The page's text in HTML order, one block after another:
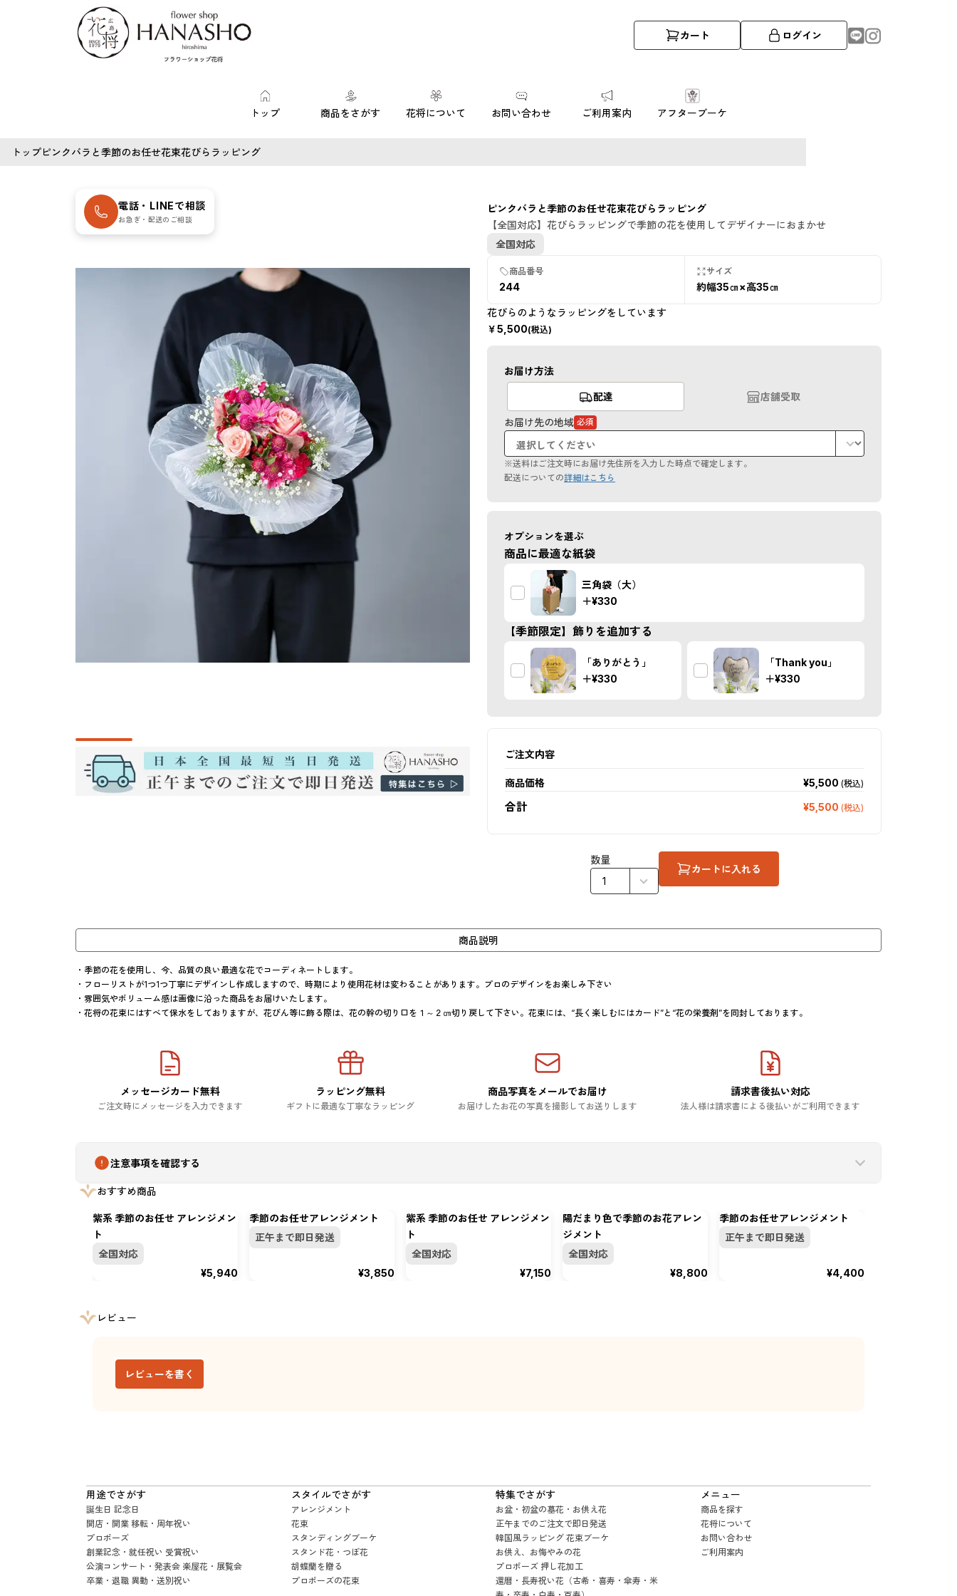
カート ログイン
トップ 商品をさがす 花将について お問い合わせ ご利用案内 アフターブーケ
トップピンクバラと季節のお任せ花束花びらラッピング
ピンクバラと季節のお任せ花束花びらラッピング
【全国対応】花びらラッピングで季節の花を使用してデザイナーにおまかせ
全国対応
商品番号
244
サイズ
約幅35㎝×高35㎝
花びらのようなラッピングをしています
￥5,500(税込)
お届け方法
配達 店舗受取
お届け先の地域 必須
（必
須
項
目）
※送料はご注文時にお届け先住所を入力した時点で確定します。
配送についての詳細はこちら
オプションを選ぶ
商品に最適な紙袋
三角袋（大）
＋¥330
【季節限定】飾りを追加する
「ありがとう」
＋¥330
「Thank you」
＋¥330
ご注文内容
商品価格 ¥5,500 (税込)
合計 ¥5,500 (税込)
数量
カートに入れる
商品説明
・季節の花を使用し、今、品質の良い最適な花でコーディネートします。
・フローリストが1つ1つ丁寧にデザインし作成しますので、時期により使用花材は変わることがあります。プロのデザインをお楽しみ下さい
・雰囲気やボリューム感は画像に沿った商品をお届けいたします。
メッセージカード無料
ご注文時にメッセージを入力できます
ラッピング無料
ギフトに最適な丁寧なラッピング
商品写真をメールでお届け
お届けしたお花の写真を撮影してお送りします
請求書後払い対応
法人様は請求書による後払いがご利用できます
注意事項を確認する
電話・LINEで相談
お急ぎ・配送のご相談
おすすめ商品
紫系 季節のお任せ アレンジメン
ト
全国対応
¥5,940
季節のお任せアレンジメント
正午まで即日発送
¥3,850
紫系 季節のお任せ アレンジメン
ト
全国対応
¥7,150
陽だまり色で季節のお花アレン
ジメント
全国対応
¥8,800
季節のお任せアレンジメント
正午まで即日発送
¥4,400
レビュー
レビューを書く
用途でさがす
誕生日 記念日
開店・開業 移転・周年祝い
プロポーズ
創業記念・就任祝い 受賞祝い
公演コンサート・発表会 楽屋花・展覧会
卒業・退職 異動・送別祝い
スタイルでさがす
アレンジメント
花束
スタンディングブーケ
スタンド花・つぼ花
胡蝶蘭を贈る
プロポーズの花束
特集でさがす
お盆・初盆の墓花・お供え花
正午までのご注文で即日発送
韓国風ラッピング 花束ブーケ
お供え、お悔やみの花
プロポーズ 押し花加工
還暦・長寿祝い花（古希・喜寿・傘寿・米
メニュー
商品を探す
花将について
お問い合わせ
ご利用案内